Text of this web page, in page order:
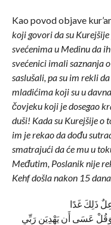
Kao povod objave
koji govori da su
svećenima u Medinu da
svećenici imali saznanja
saslušali, pa su im rekli
mladićima koji su u
čovjeku koji je dosegao
duši! Kada su Kurejšije o
im je rekao da dođu
smatrajući da će mu u
Međutim, Poslanik nije
Kehf došla nakon 15
ذَلِكَ غَدًا
وَقُلْ عَسَى أَن يَهْدِيَنِ رَبِّي